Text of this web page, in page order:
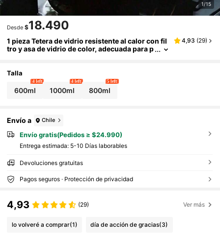
1/15
Desde $18.490
1 pieza Tetera de vidrio resistente al calor con fil
tro y asa de vidrio de color, adecuada para p
directamente sobre llama abierta.
4,93 (29)
Talla
600ml
4 left
1000ml
4 left
800ml
5 left
Envío a Chile
Envío gratis(Pedidos ≥ $24.990)
Entrega estimada: 5-10 Días laborables
Devoluciones gratuitas
Pagos seguros · Protección de privacidad
4,93 (29) Ver más
lo volveré a comprar(1) día de acción de gracias(3)